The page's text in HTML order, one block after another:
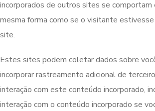
incorporados de outros sites se
mesma forma como se o visitante
site.
Estes sites podem coletar dados sobre
incorporar rastreamento adicional de
interação com este conteúdo incorporado,
interação com o conteúdo incorporado se